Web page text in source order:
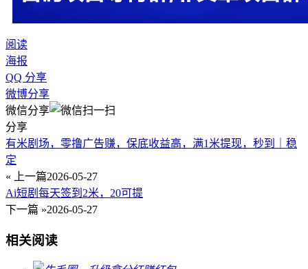
阅读
海报
QQ 分享
微博分享
微信分享
分享
有米剧场，零撸广告赚，保底收益高，满1米提现，秒到｜稳
定
« 上一篇2026-05-27
Ai短剧每天签到2米，20可提
下一篇 »2026-05-27
相关阅读